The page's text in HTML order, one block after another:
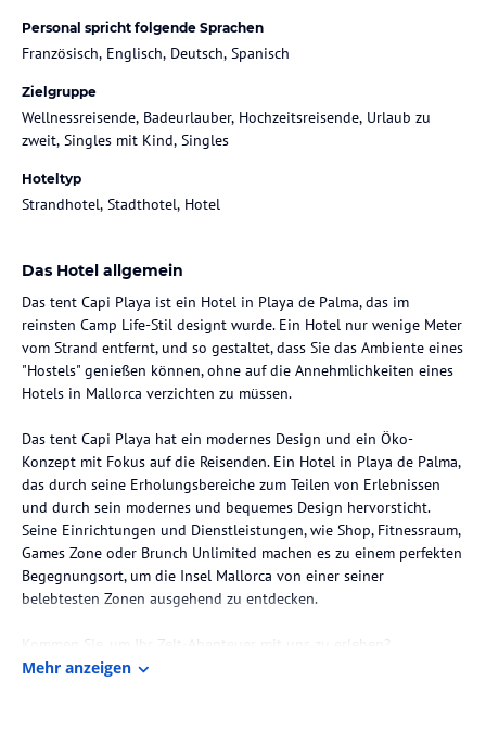
Personal spricht folgende Sprachen
Französisch, Englisch, Deutsch, Spanisch
Zielgruppe
Wellnessreisende, Badeurlauber, Hochzeitsreisende, Urlaub zu
zweit, Singles mit Kind, Singles
Hoteltyp
Strandhotel, Stadthotel, Hotel
Das Hotel allgemein
Das tent Capi Playa ist ein Hotel in Playa de Palma, das im
reinsten Camp Life-Stil designt wurde. Ein Hotel nur wenige Meter
vom Strand entfernt, und so gestaltet, dass Sie das Ambiente eines
"Hostels" genießen können, ohne auf die Annehmlichkeiten eines
Hotels in Mallorca verzichten zu müssen.
Das tent Capi Playa hat ein modernes Design und ein Öko-
Konzept mit Fokus auf die Reisenden. Ein Hotel in Playa de Palma,
das durch seine Erholungsbereiche zum Teilen von Erlebnissen
und durch sein modernes und bequemes Design hervorsticht.
Seine Einrichtungen und Dienstleistungen, wie Shop, Fitnessraum,
Games Zone oder Brunch Unlimited machen es zu einem perfekten
Begegnungsort, um die Insel Mallorca von einer seiner
belebtesten Zonen ausgehend zu entdecken.
Kommen Sie, um Ihr Zelt-Abenteuer mit uns zu erleben?
Mehr anzeigen